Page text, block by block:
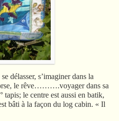
délasser, s’imaginer dans la
le rêve……….voyager dans sa
tapis; le centre est aussi en batik,
bâti à la façon du log cabin. « Il